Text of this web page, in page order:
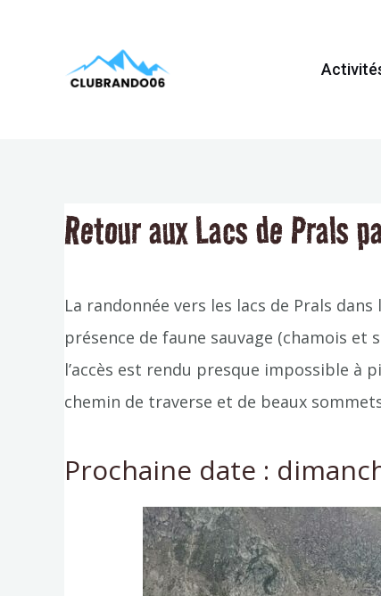
Retour aux Lacs de Prals
La randonnée vers les lacs de Prals
présence de faune sauvage (chamois
l’accès est rendu presque impossible à
chemin de traverse et de beaux
Prochaine date :
de
l’article